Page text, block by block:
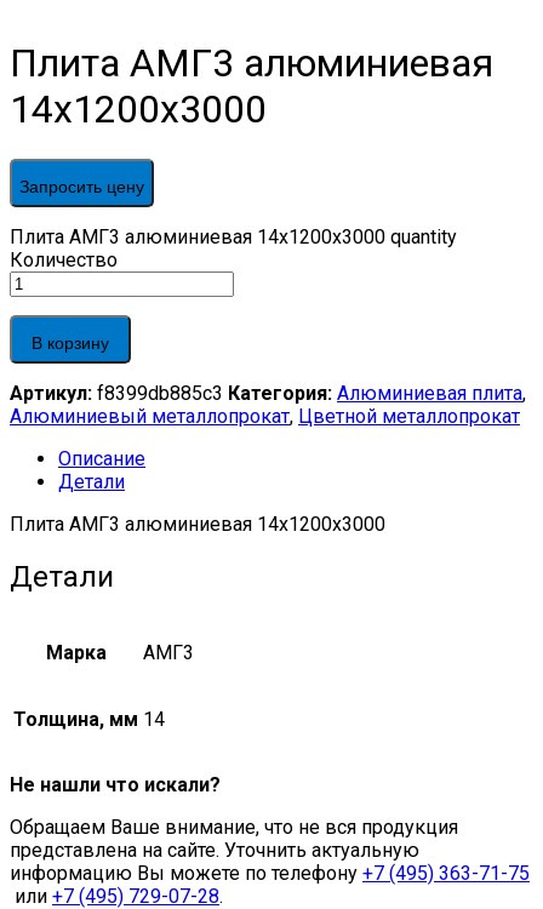
Плита АМГ3 алюминиевая
14x1200x3000
Запросить цену
Плита АМГ3 алюминиевая 14x1200x3000 quantity
Количество
В корзину
Артикул: f8399db885c3 Категория: Алюминиевая плита,
Алюминиевый металлопрокат, Цветной металлопрокат
Описание
Детали
Плита АМГ3 алюминиевая 14x1200x3000
Детали
Марка АМГ3
Толщина, мм 14
Не нашли что искали?
Обращаем Ваше внимание, что не вся продукция
представлена на сайте. Уточнить актуальную
информацию Вы можете по телефону +7 (495) 363-71-75
или +7 (495) 729-07-28.